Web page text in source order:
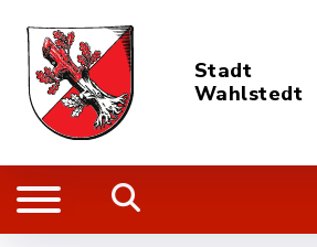
Stadt
Wahlstedt